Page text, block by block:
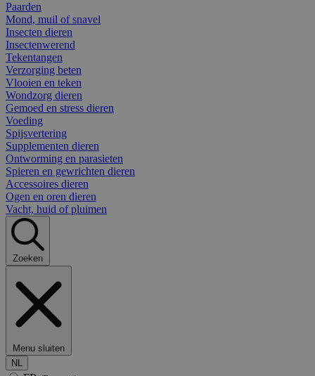
Paarden
Mond, muil of snavel
Insecten dieren
Insectenwerend
Tekentangen
Verzorging beten
Vlooien en teken
Wondzorg dieren
Gemoed en stress dieren
Voeding
Spijsvertering
Supplementen dieren
Ontworming en parasieten
Spieren en gewrichten dieren
Accessoires dieren
Ogen en oren dieren
Vacht, huid of pluimen
Zoeken
Menu sluiten
NL